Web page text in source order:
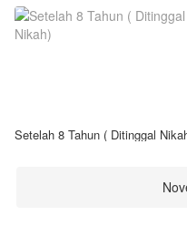
Setelah 8 Tahun ( Ditinggal